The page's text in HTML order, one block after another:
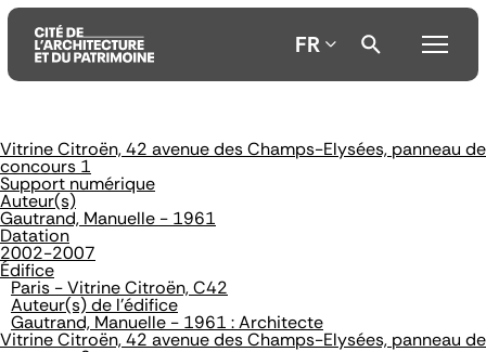
Aller
au
contenu
principal
Aller
au
menu
principal
Aller
à
la
recherche
FR
Vitrine Citroën, 42 avenue des Champs-Elysées, panneau de
concours 1
Support numérique
Auteur(s)
Gautrand, Manuelle - 1961
Datation
2002-2007
Édifice
Paris - Vitrine Citroën, C42
Auteur(s) de l'édifice
Gautrand, Manuelle - 1961 : Architecte
Vitrine Citroën, 42 avenue des Champs-Elysées, panneau de